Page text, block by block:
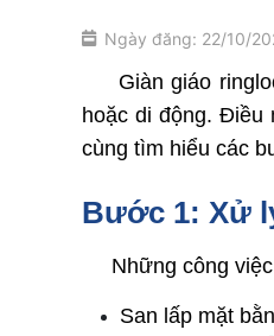
Ngày đăng: 22/10/
Giàn giáo
hoặc di động. Điều
cùng tìm hiểu các
Bước 1: Xử
Những công việc
San lấp mặt